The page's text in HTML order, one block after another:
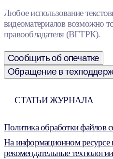
Любое использование
видеоматериалов возможно
правообладателя (ВГТРК).
Сообщить об опечатке
Обращение в
СТАТЬИ ЖУРНАЛА
Политика обработки файлов
На информационном ресурсе
рекомендательные технологии